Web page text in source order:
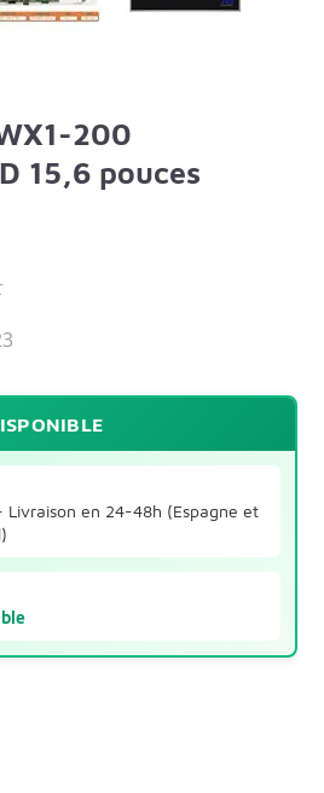
200
15,6 pouces
Livraison en 24-48h (Espagne et